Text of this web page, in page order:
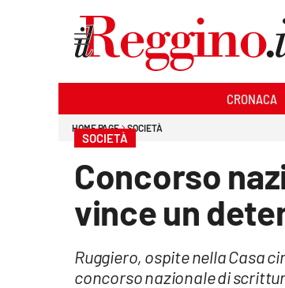
CRONACA
HOME PAGE SOCIETÀ
SOCIETÀ
Concorso
vince un
Ruggiero, ospite nella Casa
concorso nazionale di